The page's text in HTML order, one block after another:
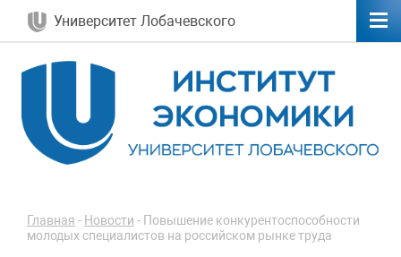
Университет Лобачевского
Главная - Новости - Повышение конкурентоспособности
молодых специалистов на российском рынке труда